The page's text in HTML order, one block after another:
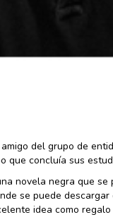
del grupo de
que concluía sus
novela negra que
se puede
idea como